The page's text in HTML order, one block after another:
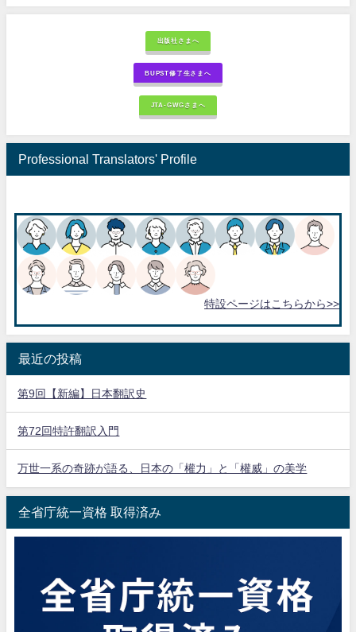
出版社さまへ
BUPST修了生さまへ
JTA-GWGさまへ
Professional Translators' Profile
特設ページはこちらから>>
最近の投稿
第9回【新編】日本翻訳史
第72回特許翻訳入門
万世一系の奇跡が語る、日本の「權力」と「權威」の美学
全省庁統一資格 取得済み